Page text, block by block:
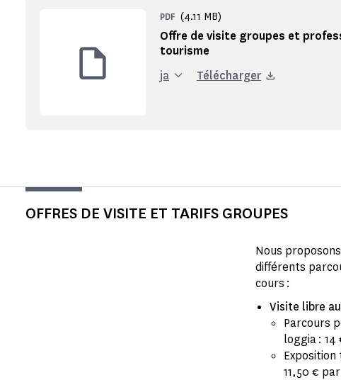
Offre de visite groupes et
tourisme
PDF (4.11 MB)
ja Télécharger
OFFRES DE VISITE ET TARIFS GROUPES
Nous proposons
différents
cours :
Visite libre
Parcours
loggia :
11,50 €